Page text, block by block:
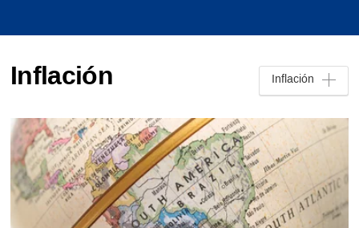
Inflación Inflación